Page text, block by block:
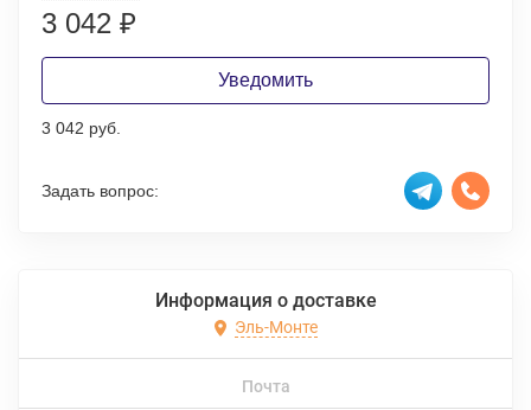
3 042 ₽
Уведомить
3 042 руб.
Задать вопрос:
Информация о доставке
Эль-Монте
Почта